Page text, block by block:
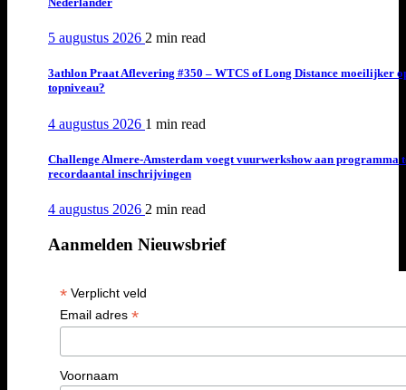
5 augustus 2026 2 min read
3athlon Praat Aflevering #350 – WTCS of Long Distance moeilijker
topniveau?
4 augustus 2026 1 min read
Challenge Almere-Amsterdam voegt vuurwerkshow aan programma
recordaantal inschrijvingen
4 augustus 2026 2 min read
Aanmelden Nieuwsbrief
*Verplicht veld
Email adres *
Voornaam